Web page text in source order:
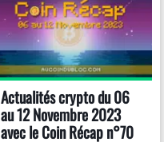
Actualités crypto du 06
au 12 Novembre 2023
avec le Coin Récap n°70